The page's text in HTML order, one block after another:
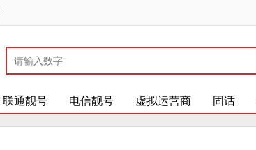
联通靓号 电信靓号 虚拟运营商 固话